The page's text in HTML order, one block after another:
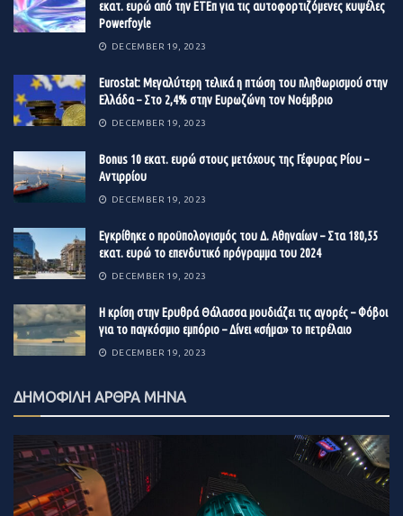
εκατ. ευρώ από την ΕΤΕπ για τις αυτοφορτιζόμενες κυψέλες
Powerfoyle
DECEMBER 19, 2023
Eurostat: Μεγαλύτερη τελικά η πτώση του πληθωρισμού στην
Ελλάδα – Στο 2,4% στην Ευρωζώνη τον Νοέμβριο
DECEMBER 19, 2023
Βonus 10 εκατ. ευρώ στους μετόχους της Γέφυρας Ρίου –
Αντιρρίου
DECEMBER 19, 2023
Εγκρίθηκε ο προϋπολογισμός του Δ. Αθηναίων – Στα 180,55
εκατ. ευρώ το επενδυτικό πρόγραμμα του 2024
DECEMBER 19, 2023
Η κρίση στην Ερυθρά Θάλασσα μουδιάζει τις αγορές – Φόβοι
για το παγκόσμιο εμπόριο – Δίνει «σήμα» το πετρέλαιο
DECEMBER 19, 2023
ΔΗΜΟΦΙΛΗ ΑΡΘΡΑ ΜΗΝΑ